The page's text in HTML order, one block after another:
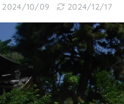
2024/10/09 2024/12/17